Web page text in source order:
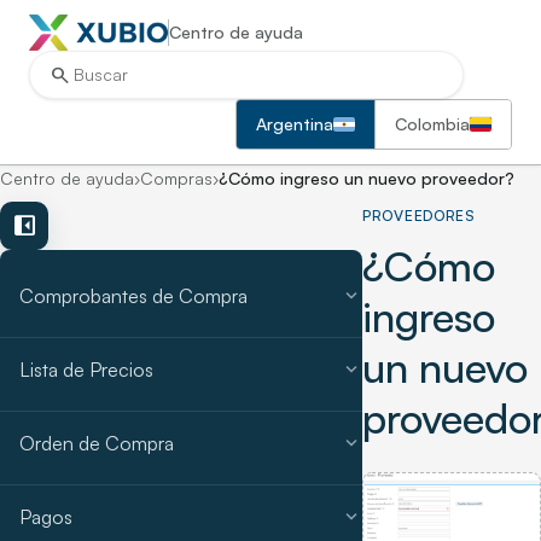
Centro de ayuda
search
Argentina Colombia
Centro de ayuda›Compras›¿Cómo ingreso un nuevo proveedor?
left_panel_close
Comprobantes de Compra expand_more
Lista de Precios expand_more
Orden de Compra expand_more
Pagos expand_more
PROVEEDORES
¿Cómo
ingreso
un nuevo